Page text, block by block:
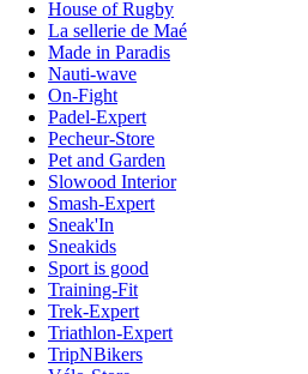
House of Rugby
La sellerie de Maé
Made in Paradis
Nauti-wave
On-Fight
Padel-Expert
Pecheur-Store
Pet and Garden
Slowood Interior
Smash-Expert
Sneak'In
Sneakids
Sport is good
Training-Fit
Trek-Expert
Triathlon-Expert
TripNBikers